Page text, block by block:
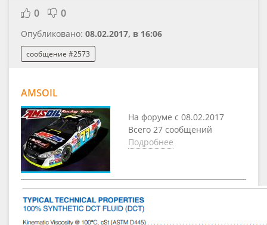
0 0
Опубликовано: 08.02.2017, в 16:06
сообщение #2573
AMSOIL
На форуме с 08.02.2017
Всего 27 сообщений
Подробнее